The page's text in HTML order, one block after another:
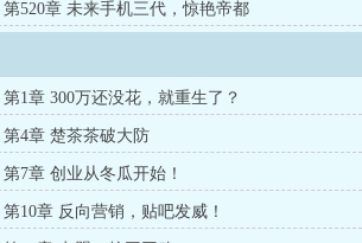
第520章 未来手机三代，惊艳帝都
第1章 300万还没花，就重生了？
第4章 楚茶茶破大防
第7章 创业从冬瓜开始！
第10章 反向营销，贴吧发威！